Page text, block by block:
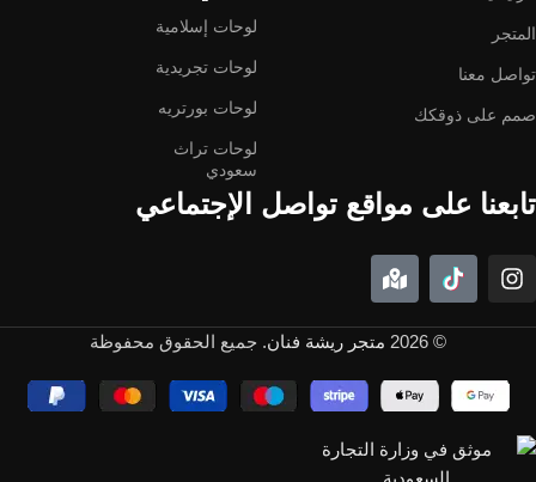
المتجر
تواصل معنا
صمم على ذوقكك
لوحات إسلامية
لوحات تجريدية
لوحات بورتريه
لوحات تراث
سعودي
تابعنا على مواقع تواصل الإجتماعي
© 2026 متجر ريشة فنان. جميع الحقوق محفوظة